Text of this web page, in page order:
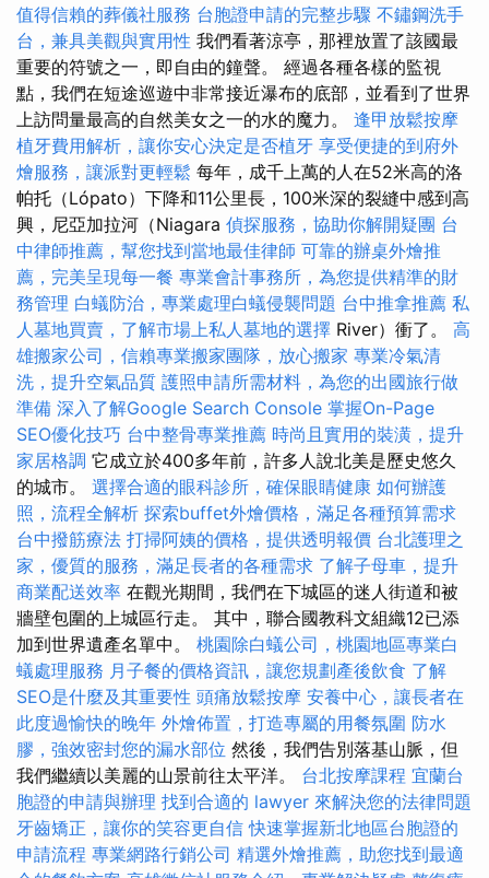
值得信賴的葬儀社服務 台胞證申請的完整步驟 不鏽鋼洗手
台，兼具美觀與實用性 我們看著涼亭，那裡放置了該國最
重要的符號之一，即自由的鐘聲。 經過各種各樣的監視
點，我們在短途巡遊中非常接近瀑布的底部，並看到了世界
上訪問量最高的自然美女之一的水的魔力。 逢甲放鬆按摩
植牙費用解析，讓你安心決定是否植牙 享受便捷的到府外
燴服務，讓派對更輕鬆 每年，成千上萬的人在52米高的洛
帕托（Lópato）下降和11公里長，100米深的裂縫中感到高
興，尼亞加拉河（Niagara 偵探服務，協助你解開疑團 台
中律師推薦，幫您找到當地最佳律師 可靠的辦桌外燴推
薦，完美呈現每一餐 專業會計事務所，為您提供精準的財
務管理 白蟻防治，專業處理白蟻侵襲問題 台中推拿推薦 私
人墓地買賣，了解市場上私人墓地的選擇 River）衝了。 高
雄搬家公司，信賴專業搬家團隊，放心搬家 專業冷氣清
洗，提升空氣品質 護照申請所需材料，為您的出國旅行做
準備 深入了解Google Search Console 掌握On-Page
SEO優化技巧 台中整骨專業推薦 時尚且實用的裝潢，提升
家居格調 它成立於400多年前，許多人說北美是歷史悠久
的城市。 選擇合適的眼科診所，確保眼睛健康 如何辦護
照，流程全解析 探索buffet外燴價格，滿足各種預算需求
台中撥筋療法 打掃阿姨的價格，提供透明報價 台北護理之
家，優質的服務，滿足長者的各種需求 了解子母車，提升
商業配送效率 在觀光期間，我們在下城區的迷人街道和被
牆壁包圍的上城區行走。 其中，聯合國教科文組織12已添
加到世界遺產名單中。 桃園除白蟻公司，桃園地區專業白
蟻處理服務 月子餐的價格資訊，讓您規劃產後飲食 了解
SEO是什麼及其重要性 頭痛放鬆按摩 安養中心，讓長者在
此度過愉快的晚年 外燴佈置，打造專屬的用餐氛圍 防水
膠，強效密封您的漏水部位 然後，我們告別落基山脈，但
我們繼續以美麗的山景前往太平洋。 台北按摩課程 宜蘭台
胞證的申請與辦理 找到合適的 lawyer 來解決您的法律問題
牙齒矯正，讓你的笑容更自信 快速掌握新北地區台胞證的
申請流程 專業網路行銷公司 精選外燴推薦，助您找到最適